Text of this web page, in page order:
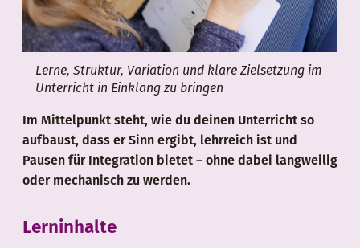
Lerne, Struktur, Variation und klare Zielsetzung im
Unterricht in Einklang zu bringen
Im Mittelpunkt steht, wie du deinen Unterricht so
aufbaust, dass er Sinn ergibt, lehrreich ist und
Pausen für Integration bietet – ohne dabei langweilig
oder mechanisch zu werden.
Lerninhalte